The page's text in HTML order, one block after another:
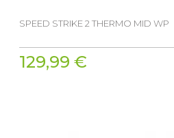
SPEED STRIKE 2 THERMO MID WP
129,99 €